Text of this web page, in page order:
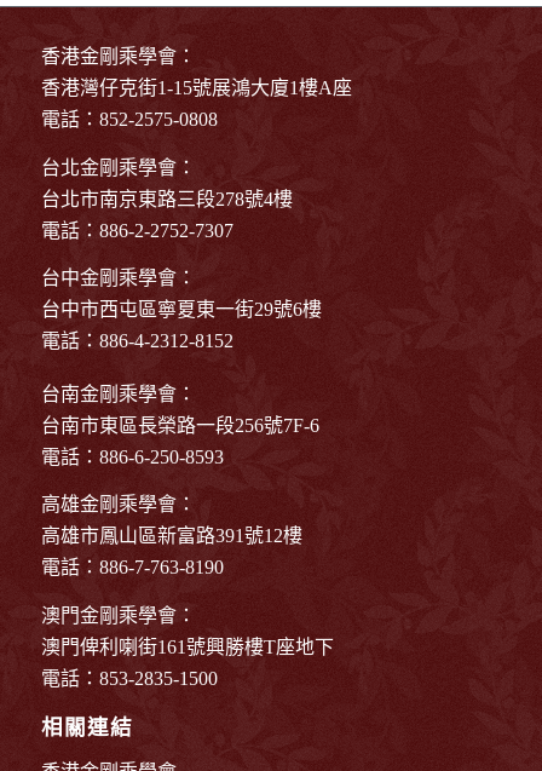
香港金剛乘學會：
香港灣仔克街1-15號展鴻大廈1樓A座
電話：852-2575-0808
台北金剛乘學會：
台北市南京東路三段278號4樓
電話：886-2-2752-7307
台中金剛乘學會：
台中市西屯區寧夏東一街29號6樓
電話：886-4-2312-8152
台南金剛乘學會：
台南市東區長榮路一段256號7F-6
電話：886-6-250-8593
高雄金剛乘學會：
高雄市鳳山區新富路391號12樓
電話：886-7-763-8190
澳門金剛乘學會：
澳門俾利喇街161號興勝樓T座地下
電話：853-2835-1500
相關連結